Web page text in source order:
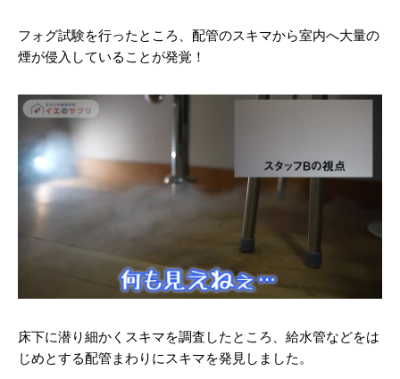
フォグ試験を行ったところ、配管のスキマから室内へ大量の
煙が侵入していることが発覚！
床下に潜り細かくスキマを調査したところ、給水管などをは
じめとする配管まわりにスキマを発見しました。